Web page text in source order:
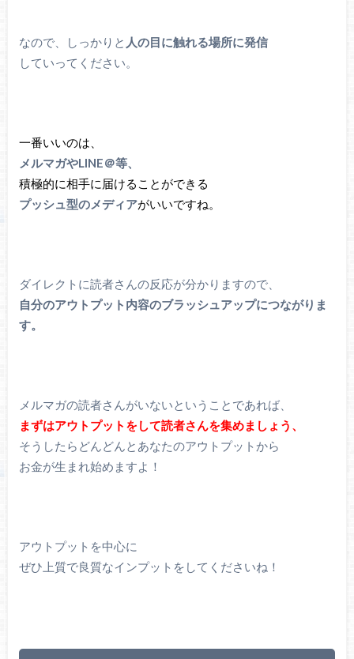
なので、しっかりと 人の目に触れる場所に発信
していってください。
一番いいのは、
メルマガやLINE＠等、
積極的に相手に届けることができる
プッシュ型のメディアがいいですね。
ダイレクトに読者さんの反応が分かりますので、
自分のアウトプット内容のブラッシュアップにつながりま
す。
メルマガの読者さんがいないということであれば、
まずはアウトプットをして読者さんを集めましょう、
そうしたらどんどんとあなたのアウトプットから
お金が生まれ始めますよ！
アウトプットを中心に
ぜひ上質で良質なインプットをしてくださいね！